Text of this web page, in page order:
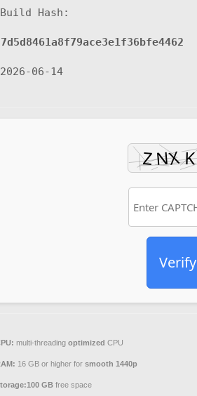
Hash:
06-14
Verify
multi-threading optimized CPU
16 GB or higher for smooth 1440p
100 GB free space